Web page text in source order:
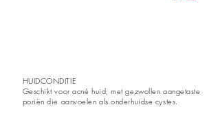
HUIDCONDITIE
Geschikt vooracné huid, metgezwollen aangetaste
poriën die aanvoelen als onderhuidse cystes.